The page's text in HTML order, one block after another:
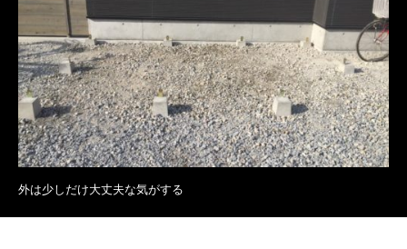
外は少しだけ大丈夫な気がする